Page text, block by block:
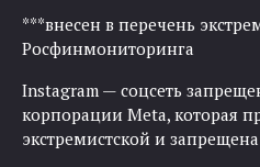
***внесен в перечень
Росфинмониторинга
Instagram — соцсеть
корпорации Meta, которая
экстремистской и запрещена